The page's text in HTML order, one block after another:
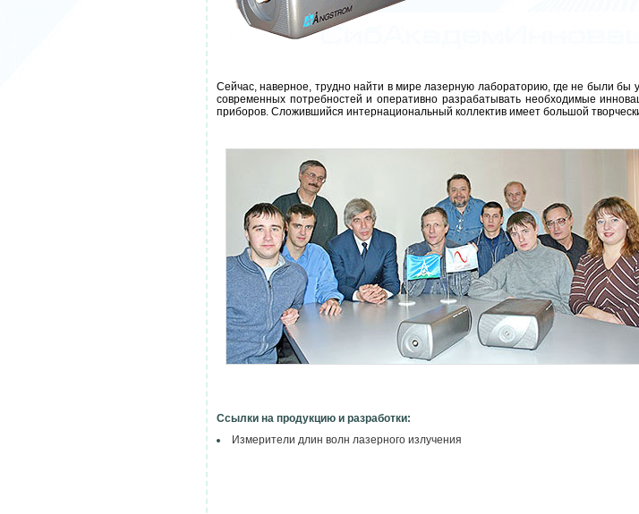
Сейчас, наверное, трудно найти в мире лазерную лабораторию, где не были бы
современных потребностей и оперативно разрабатывать необходимые
приборов. Сложившийся интернациональный коллектив имеет большой
Ссылки на продукцию и разработки:
Измерители длин волн лазерного излучения